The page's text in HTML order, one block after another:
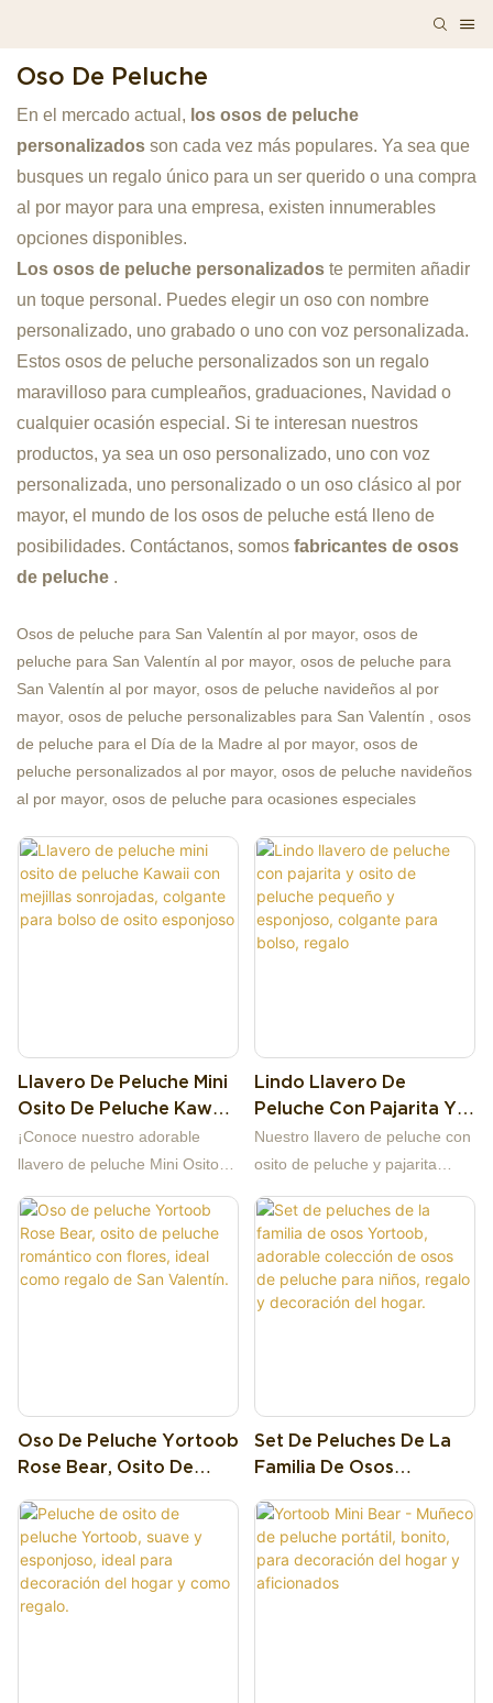
Oso De Peluche
En el mercado actual, los osos de peluche
personalizados son cada vez más populares. Ya sea que
busques un regalo único para un ser querido o una compra
al por mayor para una empresa, existen innumerables
opciones disponibles.
Los osos de peluche personalizados te permiten añadir
un toque personal. Puedes elegir un oso con nombre
personalizado, uno grabado o uno con voz personalizada.
Estos osos de peluche personalizados son un regalo
maravilloso para cumpleaños, graduaciones, Navidad o
cualquier ocasión especial. Si te interesan nuestros
productos, ya sea un oso personalizado, uno con voz
personalizada, uno personalizado o un oso clásico al por
mayor, el mundo de los osos de peluche está lleno de
posibilidades. Contáctanos, somos fabricantes de osos
de peluche .
Osos de peluche para San Valentín al por mayor, osos de
peluche para San Valentín al por mayor, osos de peluche para
San Valentín al por mayor, osos de peluche navideños al por
mayor, osos de peluche personalizables para San Valentín , osos
de peluche para el Día de la Madre al por mayor, osos de
peluche personalizados al por mayor, osos de peluche navideños
al por mayor, osos de peluche para ocasiones especiales
Llavero De Peluche Mini
Osito De Peluche Kawaii
Con Mejillas Sonrojadas,
Colgante Para Bolso De
¡Conoce nuestro adorable
llavero de peluche Mini Osito
Rosadas! Este pequeño osito
de peluche de pelo rizado tiene
unas preciosas mejillas
elástico, el osito es suave y
agradable al tacto. Dos colores
clásicos para elegir: marrón
Equipado con una resistente
cinta para colgar y una cadena
de metal, puedes enganchar
fácilmente este mini osito a
Lindo Llavero De
Peluche Con Pajarita Y
Osito De Peluche
Pequeño Y Esponjoso,
Regalo
Nuestro llavero de peluche con
osito de peluche y pajarita
adorable y atemporal que no te
puedes perder. Confeccionado
con una suave y mullida tela de
felpa y relleno de algodón PP
decorado con una elegante
pajarita tejida a cuadros, con
tela a juego en las orejas y las
creando una cálida estética
retro. Disponible en tres
preciosos colores: blanco puro,
Oso De Peluche Yortoob
Rose Bear, Osito De
Flores, Ideal Como
Regalo De San Valentín.
Set De Peluches De La
Familia De Osos
Colección De Osos De
Peluche Para Niños,
Regalo Y Decoración Del